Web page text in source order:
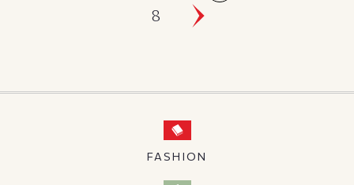
8
FASHION